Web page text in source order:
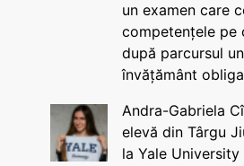
un examen care
competențele pe
după parcursul
învățământ
Andra-Gabriela
elevă din Târgu
la Yale